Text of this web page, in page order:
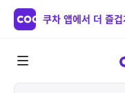
쿠차 앱에서 더 즐